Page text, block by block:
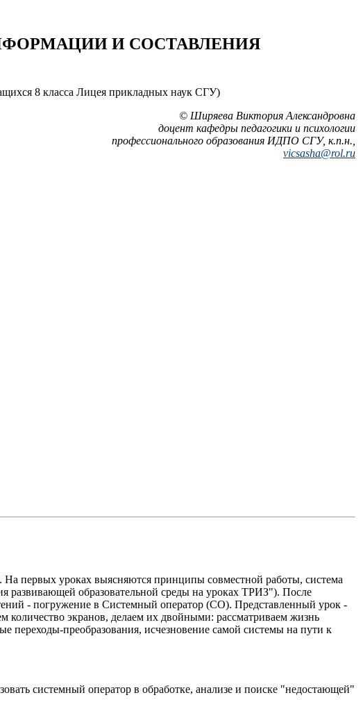
И СОСТАВЛЕНИЯ
8 класса Лицея прикладных наук СГУ)
© Ширяева Виктория Александровна
доцент кафедры педагогики и психологии
профессионального образования ИДПО СГУ, к.п.н.,
vicsasha@rol.ru
первых уроках выясняются принципы совместной работы, система
развивающей образовательной среды на уроках ТРИЗ"). После
- погружение в Системный оператор (СО). Представленный урок -
экранов, делаем их двойными: рассматриваем жизнь
переходы-преобразования, исчезновение самой системы на пути к
системный оператор в обработке, анализе и поиске "недостающей"